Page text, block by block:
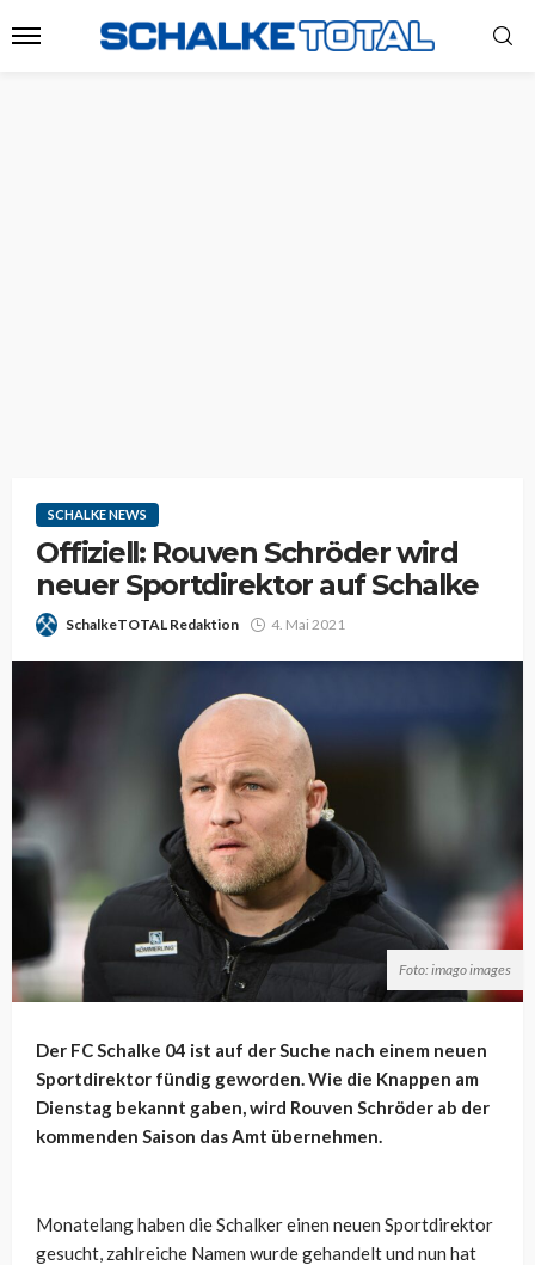
SCHALKE NEWS
Offiziell: Rouven Schröder wird
neuer Sportdirektor auf Schalke
SchalkeTOTAL Redaktion 4. Mai 2021
Foto: imago images
Der FC Schalke 04 ist auf der Suche nach einem neuen
Sportdirektor fündig geworden. Wie die Knappen am
Dienstag bekannt gaben, wird Rouven Schröder ab der
kommenden Saison das Amt übernehmen.
Monatelang haben die Schalker einen neuen Sportdirektor
gesucht, zahlreiche Namen wurde gehandelt und nun hat